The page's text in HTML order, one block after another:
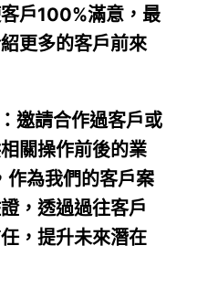
戶100%滿意，最
更多的客戶前來
邀請合作過客戶或
關操作前後的業
作為我們的客戶案
，透過過往客戶
，提升未來潛在